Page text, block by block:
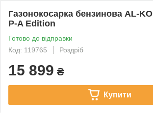
Газонокосарка бензинова AL-
P-A Edition
Готово до відправки
Код: 119765
Роздріб
15 899 ₴
Купити